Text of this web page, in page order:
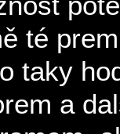
té
taky
a